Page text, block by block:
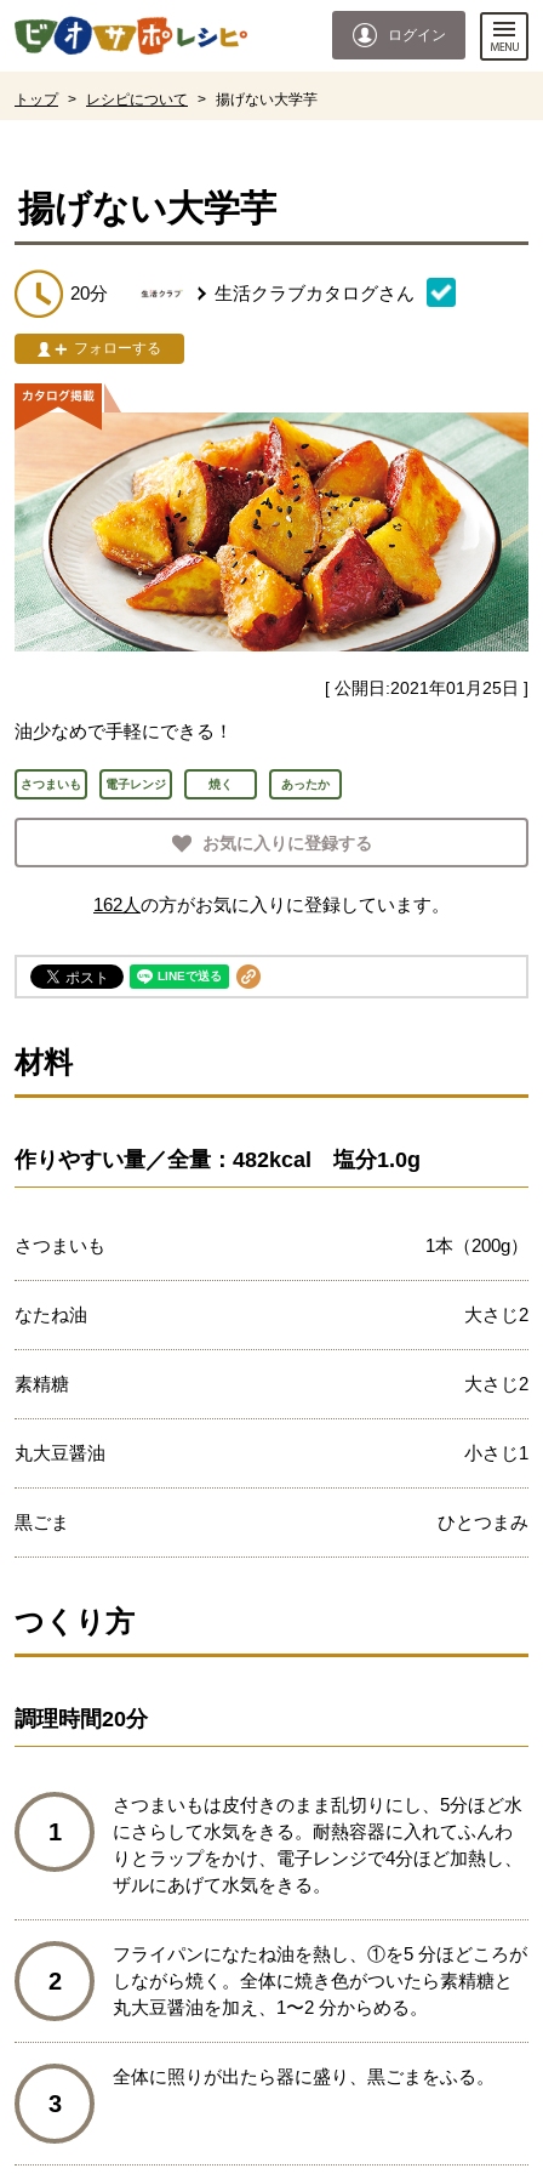
ページの先頭です。
ログイン
トップ > レシピについて > 揚げない大学芋
揚げない大学芋
20分 生活クラブカタログさん
フォローする
[ 公開日:2021年01月25日 ]
油少なめで手軽にできる！
さつまいも 電子レンジ 焼く あったか
お気に入りに登録する
162人の方がお気に入りに登録しています。
材料
作りやすい量／全量：482kcal 塩分1.0g
さつまいも 1本（200g）
なたね油 大さじ2
素精糖 大さじ2
丸大豆醤油 小さじ1
黒ごま ひとつまみ
つくり方
調理時間20分
1
さつまいもは皮付きのまま乱切りにし、5分ほど水
にさらして水気をきる。耐熱容器に入れてふんわ
りとラップをかけ、電子レンジで4分ほど加熱し、
ザルにあげて水気をきる。
2
フライパンになたね油を熱し、①を5 分ほどころが
しながら焼く。全体に焼き色がついたら素精糖と
丸大豆醤油を加え、1〜2 分からめる。
3
全体に照りが出たら器に盛り、黒ごまをふる。